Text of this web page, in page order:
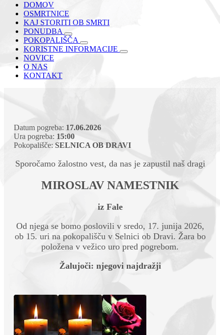
DOMOV
OSMRTNICE
KAJ STORITI OB SMRTI
PONUDBA
POKOPALIŠČA
KORISTNE INFORMACIJE
NOVICE
O NAS
KONTAKT
Datum pogreba: 17.06.2026
Ura pogreba: 15:00
Pokopališče: SELNICA OB DRAVI
Sporočamo žalostno vest, da nas je zapustil naš dragi
MIROSLAV NAMESTNIK
iz Fale
Od njega se bomo poslovili v sredo, 17. junija 2026,
ob 15. uri na pokopališču v Selnici ob Dravi. Žara bo
položena v vežico uro pred pogrebom.
Žalujoči: njegovi najdražji